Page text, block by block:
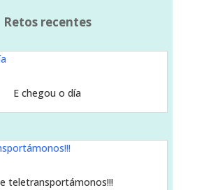
Retos recentes
E chegou o día
teletransportámonos!!!